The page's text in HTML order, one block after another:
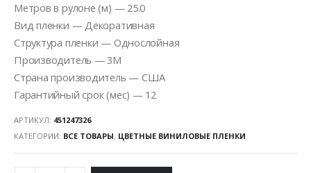
Метров в рулоне (м) — 25.0
Вид пленки — Декоративная
Структура пленки — Однослойная
Производитель — 3M
Страна производитель — США
Гарантийный срок (мес) — 12
АРТИКУЛ: 451247326
КАТЕГОРИИ: ВСЕ ТОВАРЫ, ЦВЕТНЫЕ ВИНИЛОВЫЕ ПЛЕНКИ